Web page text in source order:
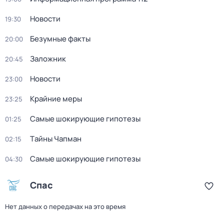
19:30 Новости
20:00 Безумные факты
20:45 Заложник
23:00 Новости
23:25 Крайние меры
01:25 Самые шoкиpующие гипотезы
02:15 Тaйны Чапман
04:30 Самые шoкиpующие гипотезы
Спас
Нет данных о передачах на это время